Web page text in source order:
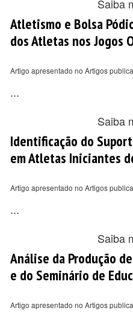
Saiba
Atletismo e Bolsa
dos Atletas nos Jogos
Artigo apresentado no Artigos
...
Saiba
Identificação do
em Atletas Iniciantes
Artigo apresentado no Artigos
...
Saiba
Análise da Produção
e do Seminário de
Artigo apresentado no Artigos